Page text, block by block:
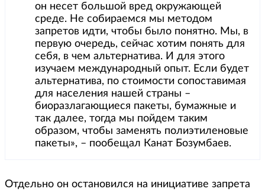
он несет большой вред окружающей
среде. Не собираемся мы методом
запретов идти, чтобы было понятно. Мы, в
первую очередь, сейчас хотим понять для
себя, в чем альтернатива. И для этого
изучаем международный опыт. Если будет
альтернатива, по стоимости сопоставимая
для населения нашей страны –
биоразлагающиеся пакеты, бумажные и
так далее, тогда мы пойдем таким
образом, чтобы заменять полиэтиленовые
пакеты», – пообещал Канат Бозумбаев.
Отдельно он остановился на инициативе запрета